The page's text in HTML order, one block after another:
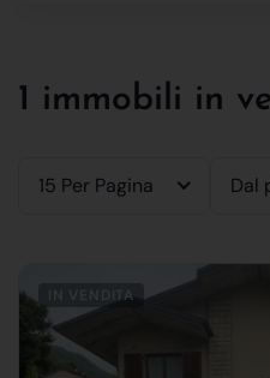
1 immobili in
15 Per Pagina Dal
IN VENDITA